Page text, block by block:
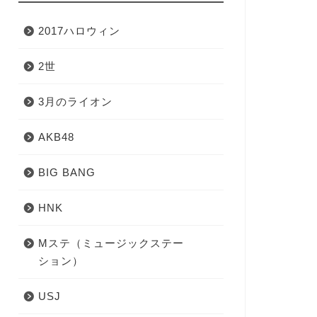
2017ハロウィン
2世
3月のライオン
AKB48
BIG BANG
HNK
Mステ（ミュージックステー
ション）
USJ